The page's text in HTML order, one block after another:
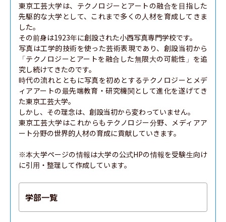
東京工芸大学は、テクノロジーとアートの融合を目指した
先駆的な大学として、これまで多くの人材を育成してきま
した。
その前身は1923年に創設された小西写真専門学校です。
写真は工学的技術を使った芸術表現であり、創設当初から
「テクノロジーとアートを融合した無限大の可能性」を追
究し続けてきたのです。
時代の流れとともに写真を初めとするテクノロジーとメデ
ィアアートの最先端教育・研究機関として進化を遂げてき
た東京工芸大学。
しかし、その理念は、創設当初から変わっていません。
東京工芸大学はこれからもテクノロジー分野、メディアア
ート分野の世界的人材の育成に貢献していきます。
※本大学ページの情報は大学の公式HPの情報を受験生向け
に引用・整理して作成しています。
学部一覧